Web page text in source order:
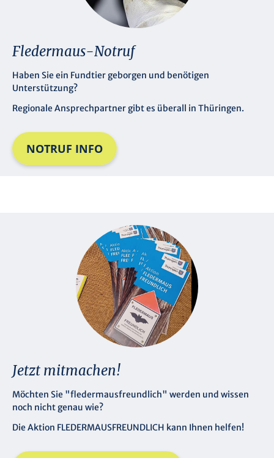
Fledermaus-Notruf
Haben Sie ein Fundtier geborgen und benötigen
Unterstützung?
Regionale Ansprechpartner gibt es überall in Thüringen.
NOTRUF INFO
Jetzt mitmachen!
Möchten Sie "fledermausfreundlich" werden und wissen
noch nicht genau wie?
Die Aktion FLEDERMAUSFREUNDLICH kann Ihnen helfen!